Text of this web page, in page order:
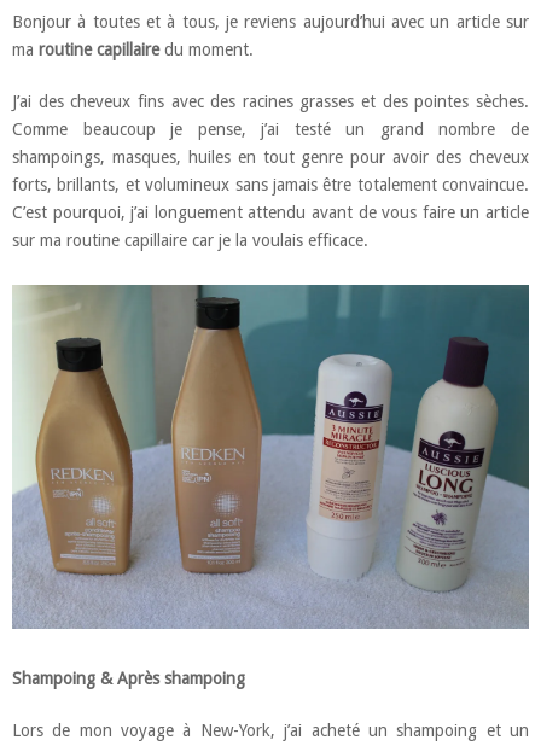
Bonjour à toutes et à tous, je reviens aujourd’hui avec un article sur
ma routine capillairedu moment.
J’ai des cheveux fins avec des racines grasses et des pointes sèches.
Comme beaucoup je pense, j’ai testé un grand nombre de
shampoings, masques, huiles en tout genre pour avoir des cheveux
forts, brillants, et volumineux sans jamais être totalement convaincue.
C’est pourquoi, j’ai longuement attendu avant de vous faire un article
sur ma routine capillaire car je la voulais efficace.
Shampoing & Après shampoing
Lors de mon voyage à New-York, j’ai acheté un shampoing et un